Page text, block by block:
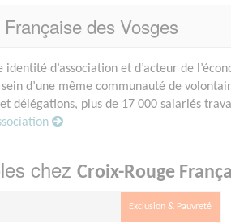
des Vosges
identité d’association et d’acteur de
d’une même communauté de
délégations, plus de 17 000 salariés
chez Croix-Rouge
Exclusion & Pauvreté